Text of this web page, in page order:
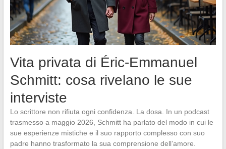
Vita privata di Éric-Emmanuel
Schmitt: cosa rivelano le sue
interviste
Lo scrittore non rifiuta ogni confidenza. La dosa. In un podcast
trasmesso a maggio 2026, Schmitt ha parlato del modo in cui le
sue esperienze mistiche e il suo rapporto complesso con suo
padre hanno trasformato la sua comprensione dell’amore.